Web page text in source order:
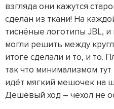
взгляда они кажутся
сделан из ткани! На
тиснёные логотипы JBL,
могли решить между
итоге сделали и то, и то.
так что минимализмом
идёт мягкий мешочек на
Дешёвый ход – чехол не